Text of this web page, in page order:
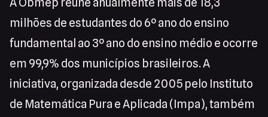
milhões de estudantes do 6º ano do ensino
fundamental ao 3º ano do ensino médio e ocorre
em 99,9% dos municípios brasileiros. A
iniciativa, organizada desde 2005 pelo Instituto
de Matemática Pura e Aplicada (Impa), também